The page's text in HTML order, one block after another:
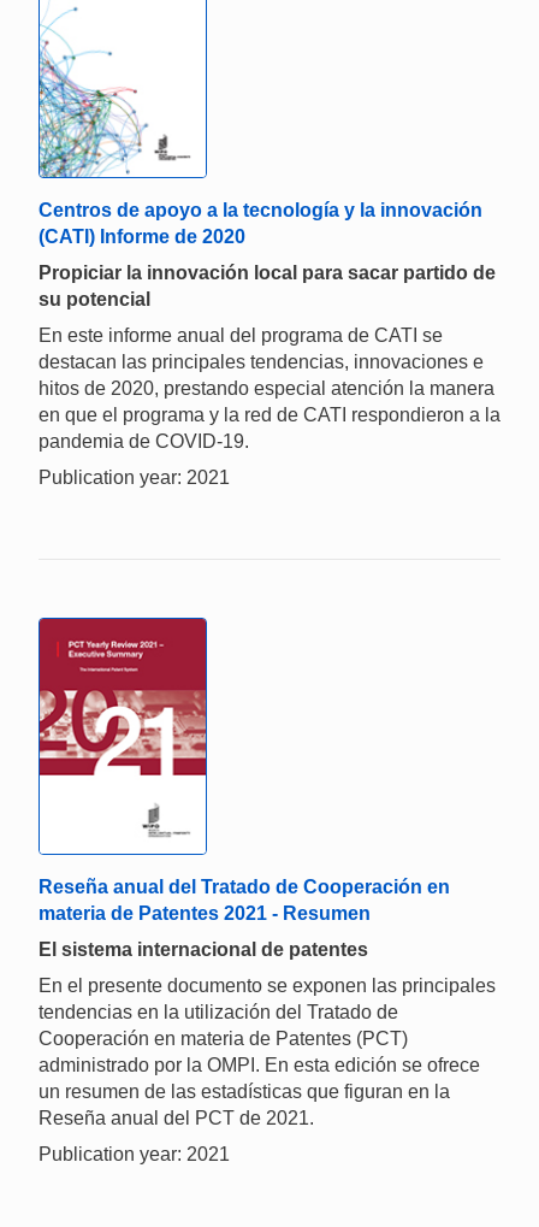
Centros de apoyo a la tecnología y la innovación
(CATI) Informe de 2020
Propiciar la innovación local para sacar partido de
su potencial
En este informe anual del programa de CATI se
destacan las principales tendencias, innovaciones e
hitos de 2020, prestando especial atención la manera
en que el programa y la red de CATI respondieron a la
pandemia de COVID-19.
Publication year: 2021
Reseña anual del Tratado de Cooperación en
materia de Patentes 2021 - Resumen
El sistema internacional de patentes
En el presente documento se exponen las principales
tendencias en la utilización del Tratado de
Cooperación en materia de Patentes (PCT)
administrado por la OMPI. En esta edición se ofrece
un resumen de las estadísticas que figuran en la
Reseña anual del PCT de 2021.
Publication year: 2021